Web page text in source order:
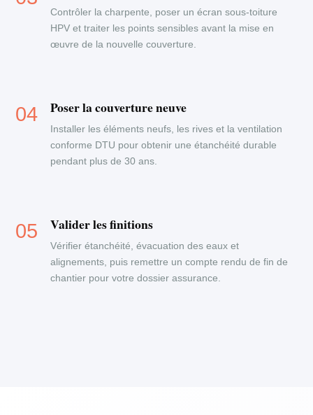
Contrôler la charpente, poser un écran sous-toiture
HPV et traiter les points sensibles avant la mise en
œuvre de la nouvelle couverture.
Poser la couverture neuve
Installer les éléments neufs, les rives et la ventilation
conforme DTU pour obtenir une étanchéité durable
pendant plus de 30 ans.
Valider les finitions
Vérifier étanchéité, évacuation des eaux et
alignements, puis remettre un compte rendu de fin de
chantier pour votre dossier assurance.